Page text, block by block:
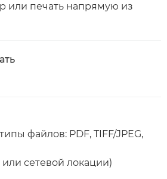
или печать напрямую из
файлов: PDF, TIFF/JPEG,
сетевой локации)